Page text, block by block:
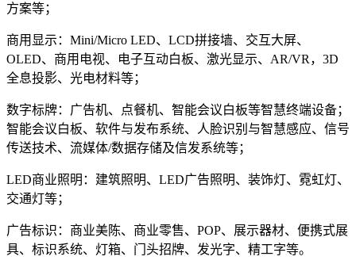
方案等；
商用显示：Mini/Micro LED、LCD拼接墙、交互大屏、
OLED、商用电视、电子互动白板、激光显示、AR/VR，3D
全息投影、光电材料等；
数字标牌：广告机、点餐机、智能会议白板等智慧终端设备；
智能会议白板、软件与发布系统、人脸识别与智慧感应、信号
传送技术、流媒体/数据存储及信发系统等；
LED商业照明：建筑照明、LED广告照明、装饰灯、霓虹灯、
交通灯等；
广告标识：商业美陈、商业零售、POP、展示器材、便携式展
具、标识系统、灯箱、门头招牌、发光字、精工字等。